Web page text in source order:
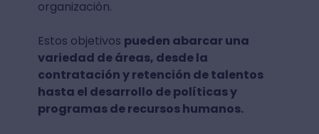
organización.
Estos objetivos pueden abarcar una
variedad de áreas, desde la
contratación y retención de talentos
hasta el desarrollo de políticas y
programas de recursos humanos.